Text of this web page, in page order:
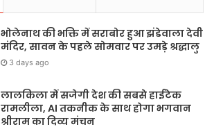
भोलेनाथ की भक्ति में सराबोर हुआ झंडेवाला देवी
मंदिर, सावन के पहले सोमवार पर उमड़े श्रद्धालु
3 days ago
लालकिला में सजेगी देश की सबसे हाईटेक
रामलीला, AI तकनीक के साथ होगा भगवान
श्रीराम का दिव्य मंचन